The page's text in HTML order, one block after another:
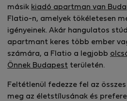
másik kiadó apartman van
Flatio-n, amelyek tökéletesen
igényeinek. Akár hangulatos
apartmant keres több ember
számára, a Flatio a legjobb
Önnek Budapest területén.
Feltétlenül fedezze fel az
meg az életstílusának és